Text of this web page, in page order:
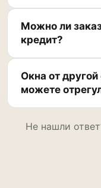
Можно ли
кредит?
Окна от
можете
Не нашли